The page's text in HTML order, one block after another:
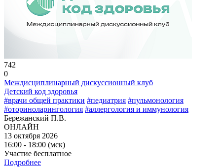
742
0
Междисциплинарный дискуссионный клуб
Детский код здоровья
#врачи общей практики #педиатрия #пульмонология
#оториноларингология #аллергология и иммунология
Бережанский П.В.
ОНЛАЙН
13 октября 2026
16:00 - 18:00 (мск)
Участие бесплатное
Подробнее